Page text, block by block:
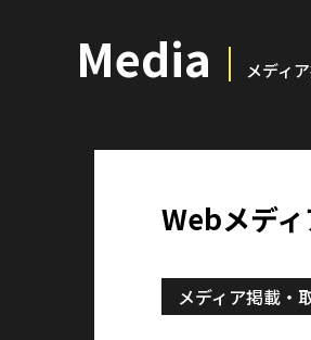
Media メディ
Webメデ
メディア掲載・